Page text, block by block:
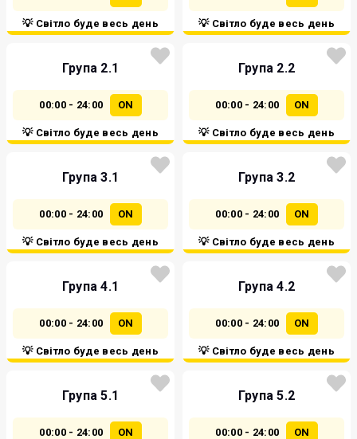
💡 Світло буде весь день 💡 Світло буде весь день
Група 2.1
00:00 - 24:00 ON
💡 Світло буде весь день
Група 2.2
00:00 - 24:00 ON
💡 Світло буде весь день
Група 3.1
00:00 - 24:00 ON
💡 Світло буде весь день
Група 3.2
00:00 - 24:00 ON
💡 Світло буде весь день
Група 4.1
00:00 - 24:00 ON
💡 Світло буде весь день
Група 4.2
00:00 - 24:00 ON
💡 Світло буде весь день
Група 5.1
00:00 - 24:00 ON
Група 5.2
00:00 - 24:00 ON